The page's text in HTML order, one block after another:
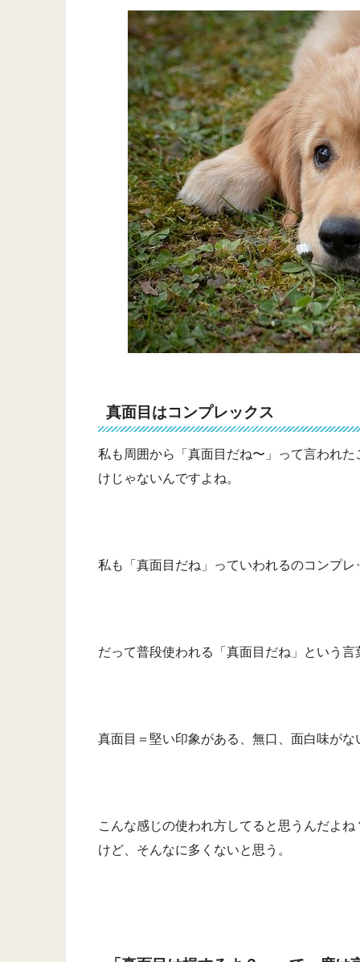
真面目はコンプレックス
私も周囲から「真面目だね〜」って言われ
けじゃないんですよね。
私も「真面目だね」っていわれるのコンプ
だって普段使われる「真面目だね」という
真面目＝堅い印象がある、無口、面白味がな
こんな感じの使われ方してると思うんだよ
けど、そんなに多くないと思う。